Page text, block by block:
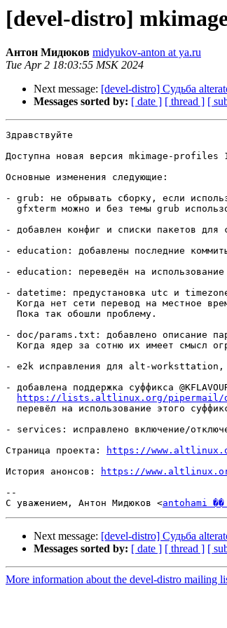
[devel-distro]
Антон Мидюков midyukov-anton at ya.ru
Tue Apr 2 18:03:55 MSK 2024
Next message: [devel-distro] Судьба
Messages sorted by: [ date ] [ thread ] [
Здравствуйте
Доступна новая версия mkimage-profiles
Основные изменения следующие:
- grub: не обрывать сборку, если
gfxterm можно и без темы grub
- добавлен конфиг и списки пакетов
- education: добавлены последние
- education: переведён на
- datetime: предустановка utc и
Когда нет сети перевод на местное
  Пока так обошли проблему.
- doc/params.txt: добавлено описание
Когда ядер за сотню их имеет смысл
- e2k исправления для alt-
- добавлена поддержка суффикса
https://lists.altlinux.org/pipermail/
перевёл на использование этого
- services: исправлено включение/
Страница проекта:
https://
История анонсов:
https://
--
С уважением, Антон Мидюков <antohami
Next message: [devel-distro] Судьба
Messages sorted by: [ date ] [ thread ] [
More information about the devel-distro mailing